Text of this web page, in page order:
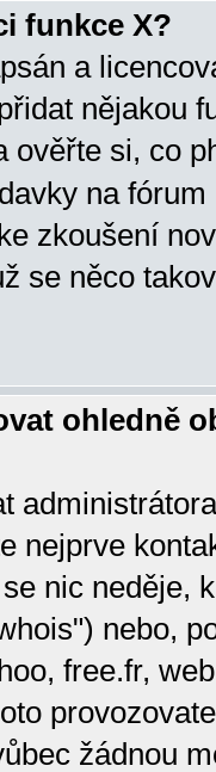
funkce X?
a
nějakou
ověřte si, co
na
zkoušení
se něco
ohledně
nejprve
nic neděje,
nebo,
free.fr,
žádnou